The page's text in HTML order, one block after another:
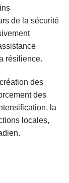
de la sécurité
résilience.
des
des
la
locales,